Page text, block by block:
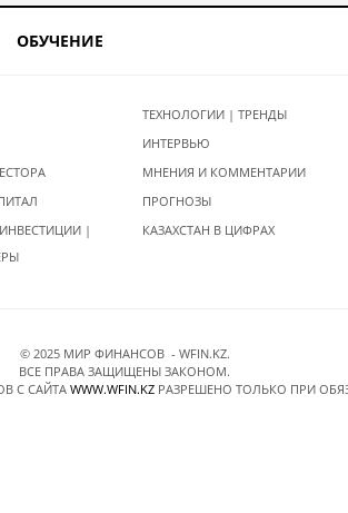
ОБУЧЕНИЕ
|
ТЕХНОЛОГИИ | ТРЕНДЫ
ИНТЕРВЬЮ
МНЕНИЯ И КОММЕНТАРИИ
ПРОГНОЗЫ
КАЗАХСТАН В ЦИФРАХ
© 2025 МИР ФИНАНСОВ - WFIN.KZ.
ВСЕ ПРАВА ЗАЩИЩЕНЫ ЗАКОНОМ.
C САЙТА WWW.WFIN.KZ РАЗРЕШЕНО ТОЛЬКО ПРИ